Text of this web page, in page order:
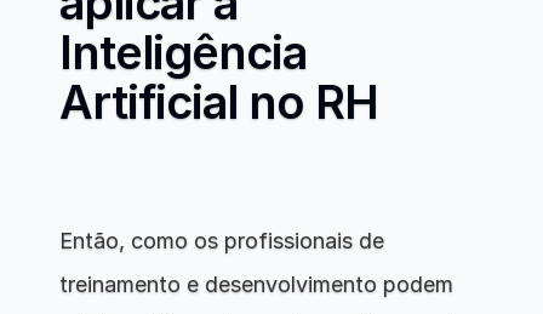
Inteligência
Artificial no RH
Então, como os profissionais de
treinamento e desenvolvimento podem